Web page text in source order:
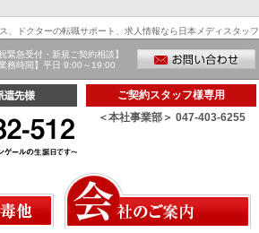
、ドクターの転職サポート、求人情報なら日本メディスタッフ
緊急受付・新規ご契約相談】
業務時間】平日 9:00～19:00
ご契約スタッフ様専用
＜本社事業部＞ 047-403-6255